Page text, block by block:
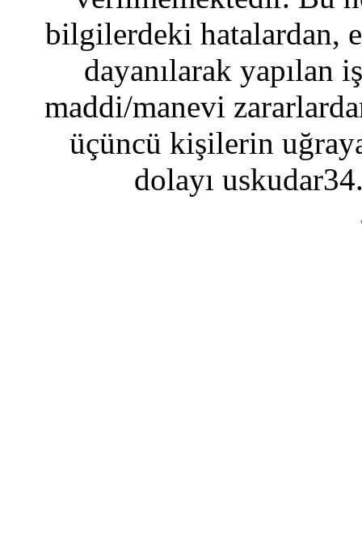
bilgilerdeki hatalardan,
dayanılarak yapılan
maddi/manevi
üçüncü kişilerin
dolayı